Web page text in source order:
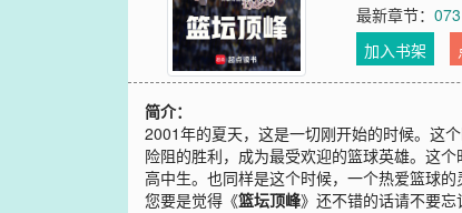
最新章节：
加入书架
简介：
2001年的夏天，这是一切刚开始的时候。这
险阻的胜利，成为最受欢迎的篮球英雄。这
高中生。也同样是这个时候，一个热爱篮球
您要是觉得《篮坛顶峰》还不错的话请不要忘